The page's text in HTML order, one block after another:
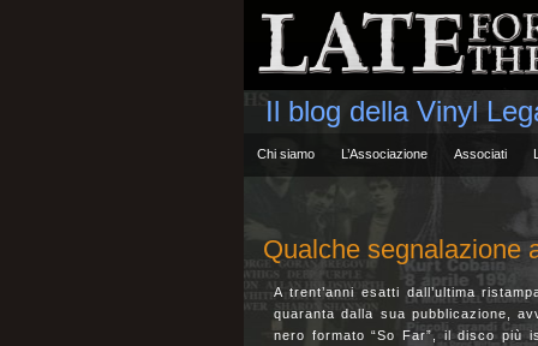
Il blog della Vinyl
Chi siamo L’Associazione Associati
Qualche segnalazione
A trent’anni esatti dall’ultima
quaranta dalla sua pubblicazione,
nero formato “So Far”, il disco più